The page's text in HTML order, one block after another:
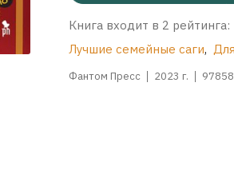
Книга входит в 2 рейтинга:
Лучшие семейные саги,
Фантом Пресс 2023 г.